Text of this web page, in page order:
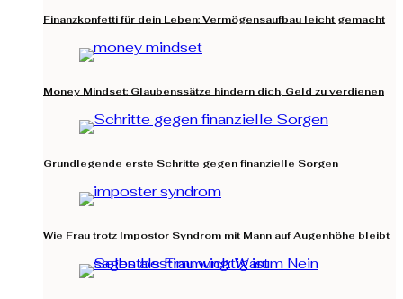
Finanzkonfetti für dein Leben: Vermögensaufbau leicht gemacht
Money Mindset: Glaubenssätze hindern dich, Geld zu verdienen
Grundlegende erste Schritte gegen finanzielle Sorgen
Wie Frau trotz Impostor Syndrom mit Mann auf Augenhöhe bleibt